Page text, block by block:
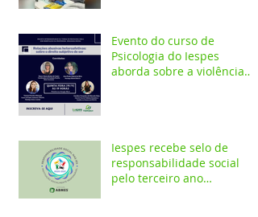
Evento do curso de
Psicologia do Iespes
aborda sobre a violência
Iespes recebe selo de
responsabilidade social
pelo terceiro ano